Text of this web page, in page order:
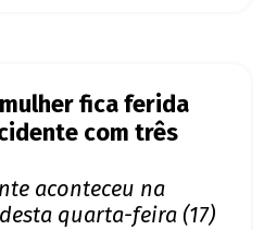
mulher fica ferida
com três
aconteceu na
quarta-feira (17)